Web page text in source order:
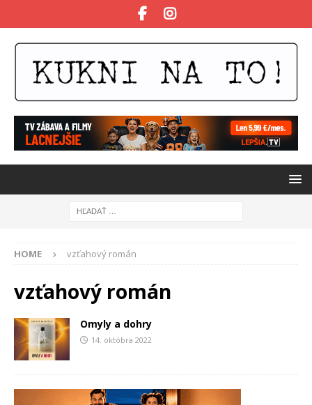
HOME vzťahový román
vzťahový román
Omyly a dohry
14. októbra 2022